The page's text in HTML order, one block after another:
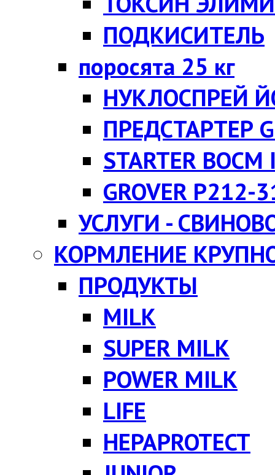
ПОДКИСИТЕЛЬ
поросята 25 кг
НУКЛОСПРЕЙ
ПРЕДСТАРТЕР
STARTER
GROVER P212-
УСЛУГИ -
КОРМЛЕНИЕ
ПРОДУКТЫ
MILK
SUPER MILK
POWER MILK
LIFE
HEPAPROTECT